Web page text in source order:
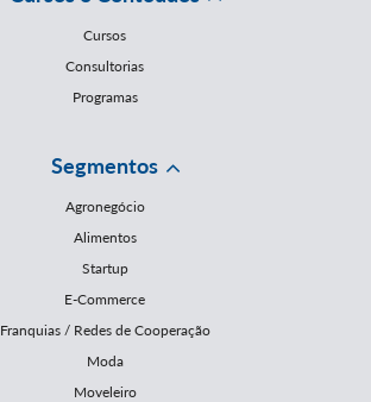
Cursos
Consultorias
Programas
Segmentos
Agronegócio
Alimentos
Startup
E-Commerce
Franquias / Redes de Cooperação
Moda
Moveleiro